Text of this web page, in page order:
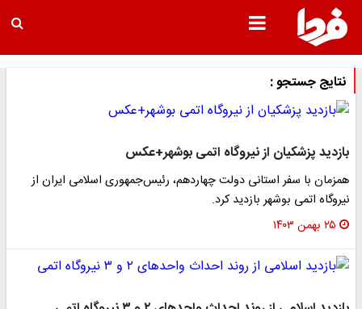
نتایج جستجو :
بازدید پزشکیان از نیروگاه اتمی بوشهر+عکس
همزمان با سفر استانی دولت چهاردهم، رئیس‌جمهوری اسلامی ایران از
نیروگاه اتمی بوشهر بازدید کرد.
۲۵ بهمن ۱۴۰۳